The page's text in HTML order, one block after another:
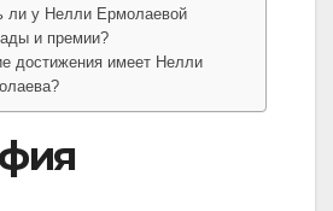
ли у Нелли Ермолаевой
и премии?
достижения имеет Нелли